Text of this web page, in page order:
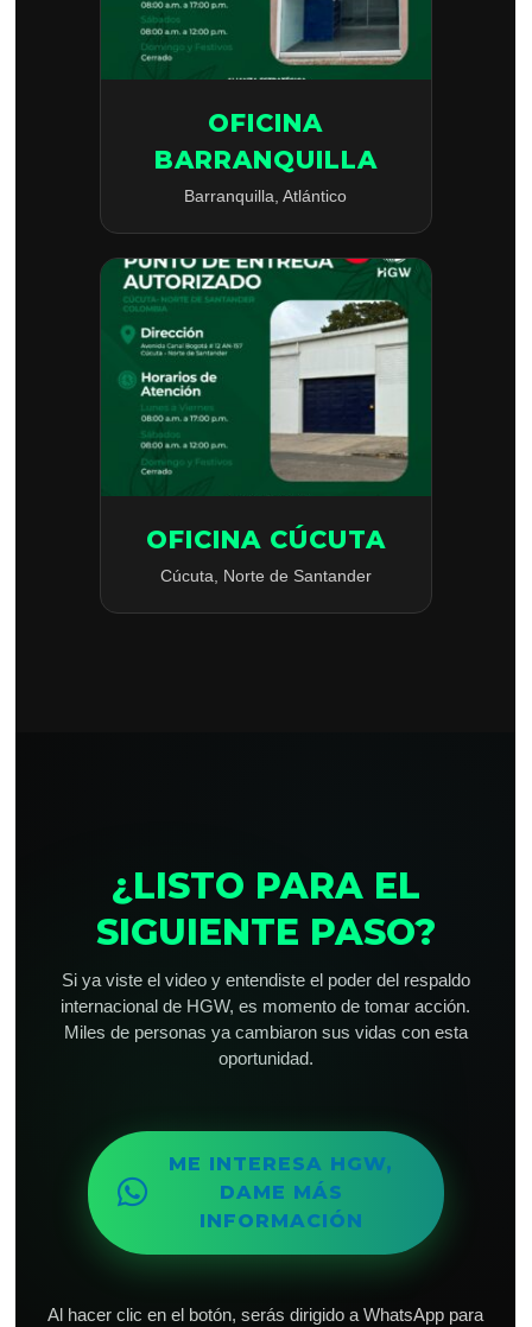
OFICINA
BARRANQUILLA
Barranquilla, Atlántico
OFICINA CÚCUTA
Cúcuta, Norte de Santander
¿LISTO PARA EL
SIGUIENTE PASO?
Si ya viste el video y entendiste el poder del respaldo
internacional de HGW, es momento de tomar acción.
Miles de personas ya cambiaron sus vidas con esta
oportunidad.
ME INTERESA HGW,
DAME MÁS
INFORMACIÓN
Al hacer clic en el botón, serás dirigido a WhatsApp para